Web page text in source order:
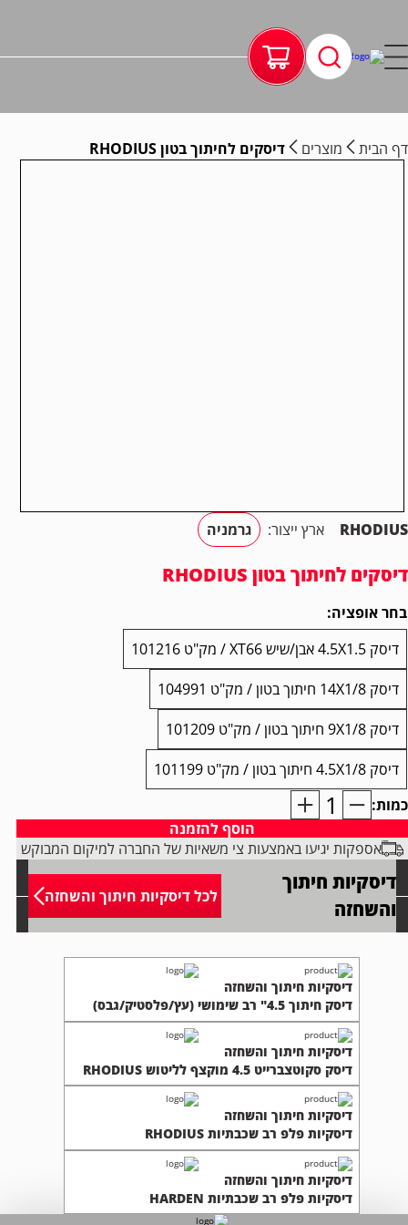
דף הבית מוצרים דיסקים לחיתוך בטון RHODIUS
RHODIUS ארץ ייצור: גרמניה
דיסקים לחיתוך בטון RHODIUS
בחר אופציה:
דיסק 4.5X1.5 אבן/שיש XT66 / מק"ט 101216
דיסק 14X1/8 חיתוך בטון / מק"ט 104991
דיסק 9X1/8 חיתוך בטון / מק"ט 101209
דיסק 4.5X1/8 חיתוך בטון / מק"ט 101199
כמות
של
דיסקים
לחיתוך
RHODIUS
כמות:
הוסף להזמנה
אספקות יגיעו באמצעות צי משאיות של החברה למיקום המבוקש
דיסקיות חיתוך
והשחזה
לכל דיסקיות חיתוך והשחזה
דיסקיות חיתוך והשחזה
דיסק חיתוך 4.5" רב שימושי (עץ/פלסטיק/גבס)
דיסקיות חיתוך והשחזה
דיסק סקוטצברייט 4.5 מוקצף לליטוש RHODIUS
דיסקיות חיתוך והשחזה
דיסקיות פלפ רב שכבתיות RHODIUS
דיסקיות חיתוך והשחזה
דיסקיות פלפ רב שכבתיות HARDEN